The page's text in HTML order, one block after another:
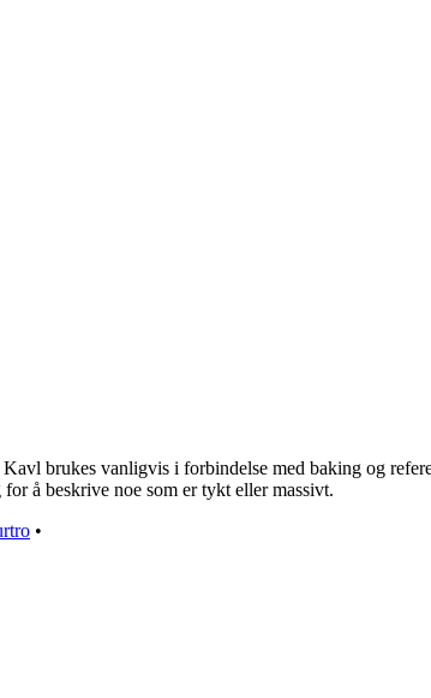
brukes vanligvis i forbindelse med baking og
å beskrive noe som er tykt eller massivt.
•